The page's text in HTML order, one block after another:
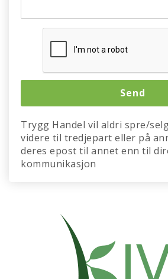
Trygg Handel vil aldri spre/
videre til tredjepart eller på
deres epost til annet enn til
kommunikasjon